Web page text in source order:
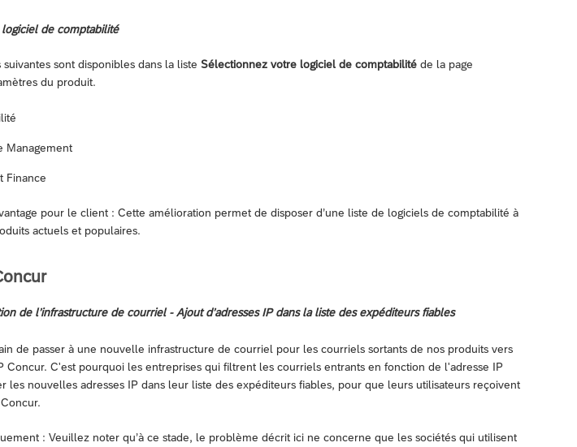
de comptabilité
sont disponibles dans la liste Sélectionnez votre logiciel de comptabilité de la page
du produit.
Management
Finance
pour le client : Cette amélioration permet de disposer d’une liste de logiciels de comptabilité à
actuels et populaires.
de l’infrastructure de courriel - Ajout d’adresses IP dans la liste des expéditeurs fiables
de passer à une nouvelle infrastructure de courriel pour les courriels sortants de nos produits vers
Concur. C'est pourquoi les entreprises qui filtrent les courriels entrants en fonction de l'adresse IP
les nouvelles adresses IP dans leur liste des expéditeurs fiables, pour que leurs utilisateurs reçoivent
: Veuillez noter qu’à ce stade, le problème décrit ici ne concerne que les sociétés qui utilisent